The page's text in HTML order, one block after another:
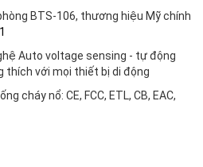
BTS-106, thương hiệu Mỹ chính
Auto voltage sensing - tự động
thích với mọi thiết bị di động
cháy nổ: CE, FCC, ETL, CB, EAC,